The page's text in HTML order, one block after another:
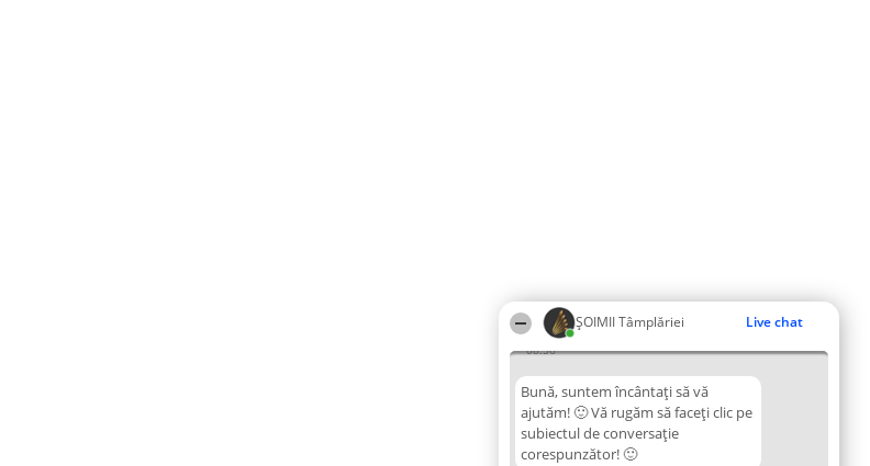
ȘOIMII Tâmplăriei Live chat
08:56
Bună, suntem încântați să vă
ajutăm! 🙂 Vă rugăm să faceți clic pe
subiectul de conversație
corespunzător! 🙂